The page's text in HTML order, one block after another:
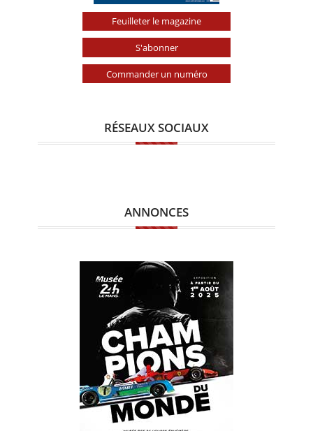
Feuilleter le magazine
S'abonner
Commander un numéro
RÉSEAUX SOCIAUX
ANNONCES